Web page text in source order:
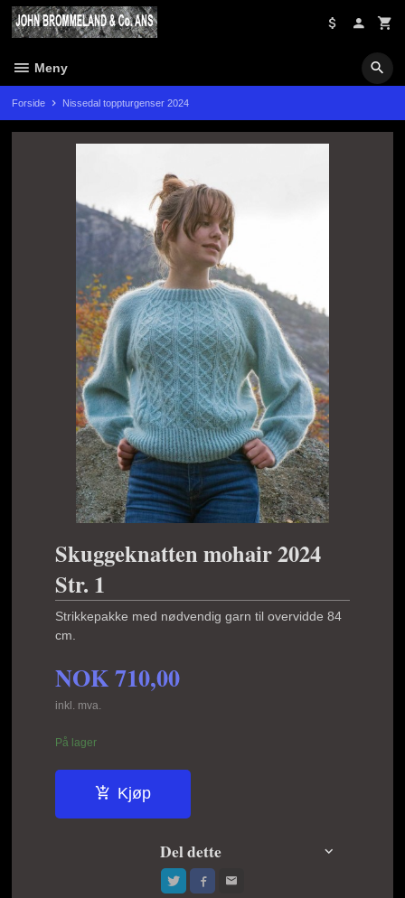
Gå
Meny
Forside Nissedal toppturgenser 2024
Skuggeknatten mohair 2024
Str. 1
Strikkepakke med nødvendig garn til overvidde 84
cm.
NOK710,00
inkl. mva.
På lager
Kjøp
Del dette